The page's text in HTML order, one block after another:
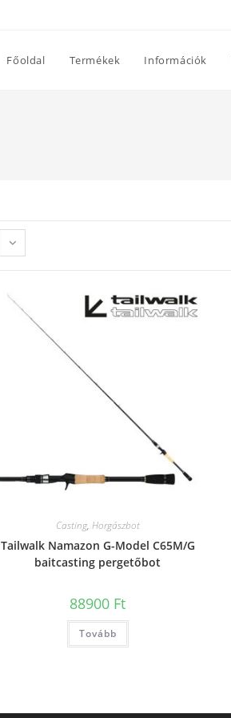
Főoldal Termékek Információk
Casting, Horgászbot
Tailwalk Namazon G-Model C65M/G
baitcasting pergetőbot
88900 Ft
Tovább